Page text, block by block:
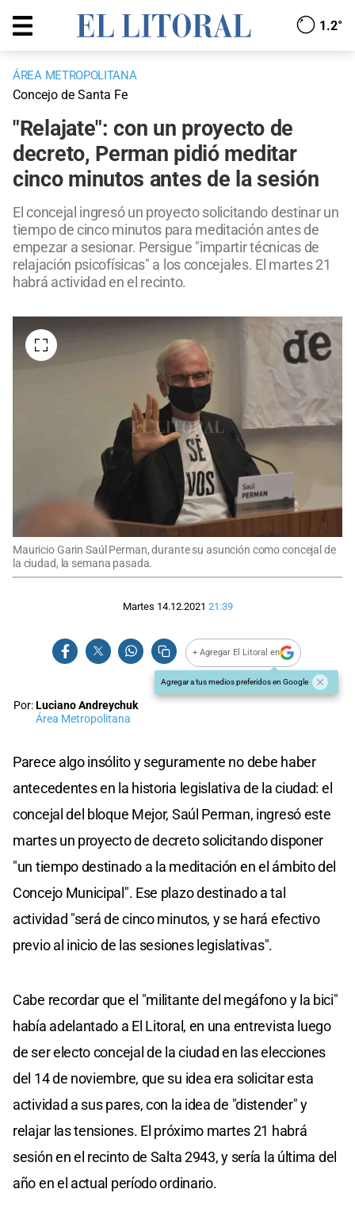
1.2°
ÁREA METROPOLITANA
Concejo de Santa Fe
"Relajate": con un proyecto de
decreto, Perman pidió meditar
cinco minutos antes de la sesión
El concejal ingresó un proyecto solicitando destinar un
tiempo de cinco minutos para meditación antes de
empezar a sesionar. Persigue "impartir técnicas de
relajación psicofísicas" a los concejales. El martes 21
habrá actividad en el recinto.
Mauricio Garin Saúl Perman, durante su asunción como concejal de
la ciudad, la semana pasada.
Martes 14.12.2021 21:39
+ Agregar El Litoral en
Agregar a tus medios preferidos en Google
Por:Luciano Andreychuk
Área Metropolitana
Parece algo insólito y seguramente no debe haber
antecedentes en la historia legislativa de la ciudad: el
concejal del bloque Mejor, Saúl Perman, ingresó este
martes un proyecto de decreto solicitando disponer
"un tiempo destinado a la meditación en el ámbito del
Concejo Municipal". Ese plazo destinado a tal
actividad "será de cinco minutos, y se hará efectivo
previo al inicio de las sesiones legislativas".
Cabe recordar que el "militante del megáfono y la bici"
había adelantado a El Litoral, en una entrevista luego
de ser electo concejal de la ciudad en las elecciones
del 14 de noviembre, que su idea era solicitar esta
actividad a sus pares, con la idea de "distender" y
relajar las tensiones. El próximo martes 21 habrá
sesión en el recinto de Salta 2943, y sería la última del
año en el actual período ordinario.